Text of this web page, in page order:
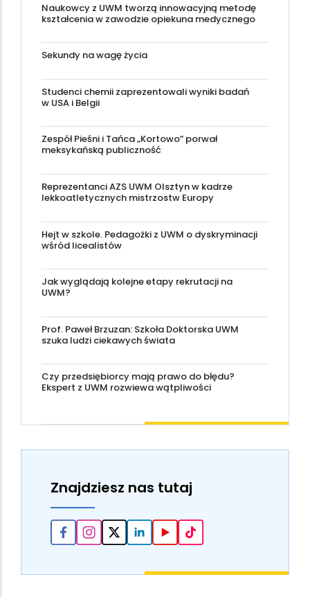
Naukowcy z UWM tworzą innowacyjną metodę
kształcenia w zawodzie opiekuna medycznego
Sekundy na wagę życia
Studenci chemii zaprezentowali wyniki badań
w USA i Belgii
Zespół Pieśni i Tańca „Kortowo” porwał
meksykańską publiczność
Reprezentanci AZS UWM Olsztyn w kadrze
lekkoatletycznych mistrzostw Europy
Hejt w szkole. Pedagożki z UWM o dyskryminacji
wśród licealistów
Jak wyglądają kolejne etapy rekrutacji na
UWM?
Prof. Paweł Brzuzan: Szkoła Doktorska UWM
szuka ludzi ciekawych świata
Czy przedsiębiorcy mają prawo do błędu?
Ekspert z UWM rozwiewa wątpliwości
Znajdziesz nas tutaj